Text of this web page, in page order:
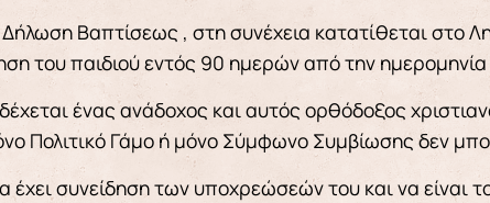
Βαπτίσεως , στη συνέχεια κατατίθεται στο
του παιδιού εντός 90 ημερών από την
ένας ανάδοχος και αυτός ορθόδοξος
Πολιτικό Γάμο ή μόνο Σύμφωνο Συμβίωσης δεν
συνείδηση των υποχρεώσεών του και να είναι